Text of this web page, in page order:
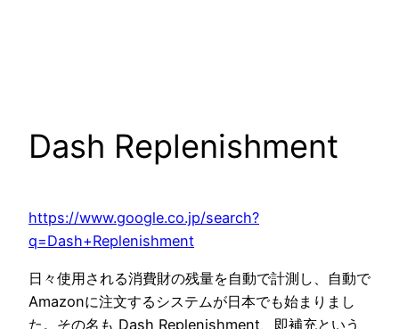
Dash Replenishment
https://www.google.co.jp/search?
q=Dash+Replenishment
日々使用される消費財の残量を自動で計測し、自動で
Amazonに注文するシステムが日本でも始まりまし
た。その名も Dash Replenishment、即補充という